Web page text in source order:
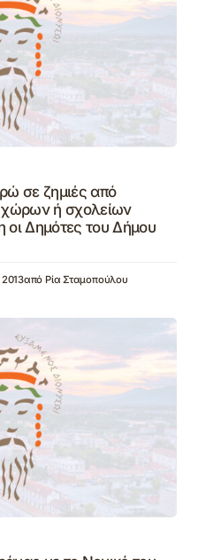
σε ζημιές από
χώρων ή σχολείων
οι Δημότες του Δήμου
2013από Ρία Σταμοπούλου